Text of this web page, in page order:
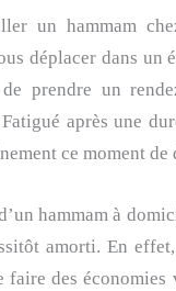
un hammam
déplacer dans
prendre un
après une
ce moment de
hammam à
amorti. En
faire des